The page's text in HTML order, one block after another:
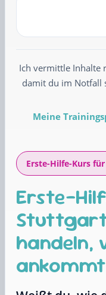
Ich vermittle Inhalte
damit du im Notfall
Meine
Erste-Hilfe-Kurs
Erste-
handeln,
ankommt